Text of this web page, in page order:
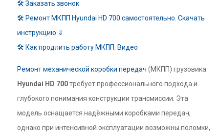
🛠 Заказать звонок
🛠 Ремонт МКПП Hyundai HD 700 самостоятельно. Скачать
инструкцию ⇓
🛠 Как продлить работу МКПП. Видео
Ремонт механической коробки передач (МКПП) грузовика
Hyundai HD 700требует профессионального подхода и
глубокого понимания конструкции трансмиссии. Эта
модель оснащается надёжными коробками передач,
однако при интенсивной эксплуатации возможны поломки,